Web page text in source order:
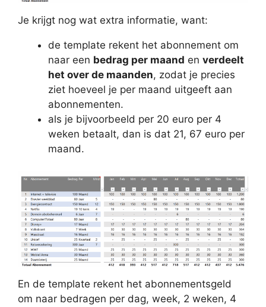
Je krijgt nog wat extra informatie, want:
de template rekent het abonnement om
naar een bedrag per maand en verdeelt
het over de maanden, zodat je precies
ziet hoeveel je per maand uitgeeft aan
abonnementen.
als je bijvoorbeeld per 20 euro per 4
weken betaalt, dan is dat 21, 67 euro per
maand.
En de template rekent het abonnementsgeld
om naar bedragen per dag, week, 2 weken, 4